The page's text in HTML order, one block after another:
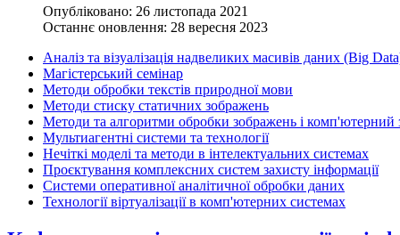
Опубліковано: 26 листопада 2021
Останнє оновлення: 28 вересня 2023
Аналіз та візуалізація надвеликих масивів даних (Big
Магістерський семінар
Методи обробки текстів природної мови
Методи стиску статичних зображень
Методи та алгоритми обробки зображень і комп'ютерний
Мультиагентні системи та технології
Нечіткі моделі та методи в інтелектуальних системах
Проєктування комплексних систем захисту інформації
Системи оперативної аналітичної обробки даних
Технології віртуалізації в комп'ютерних системах